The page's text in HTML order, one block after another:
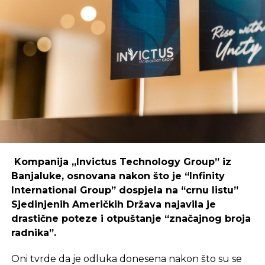
poduzetnika i kreativaca.
Primjer mostarskog CodeHuba pokazuje da
coworking prostori mogu uspješno djelovati i u
regijama koje nisu urbani centri, ali zahtijeva
podršku i ulaganja koja će omogućiti dugoročnu
održivost ovakvih inicijativa.
Ulaganje u coworking prostor u Čapljini moglo bi
postati ključan korak prema stvaranju napredne
poslovne klime, privlačenju novih profesionalaca te
Kompanija „Invictus Technology Group” iz
Banjaluke, osnovana nakon što je “Infinity
International Group” dospjela na “crnu listu”
Sjedinjenih Američkih Država najavila je
drastične poteze i otpuštanje “značajnog broja
radnika”.
Oni tvrde da je odluka donesena nakon što su se